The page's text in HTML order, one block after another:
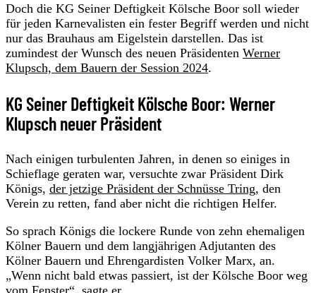
Doch die KG Seiner Deftigkeit Kölsche Boor soll wieder
für jeden Karnevalisten ein fester Begriff werden und nicht
nur das Brauhaus am Eigelstein darstellen. Das ist
zumindest der Wunsch des neuen Präsidenten Werner
Klupsch, dem Bauern der Session 2024.
KG Seiner Deftigkeit Kölsche Boor: Werner
Klupsch neuer Präsident
Nach einigen turbulenten Jahren, in denen so einiges in
Schieflage geraten war, versuchte zwar Präsident Dirk
Königs, der jetzige Präsident der Schnüsse Tring, den
Verein zu retten, fand aber nicht die richtigen Helfer.
So sprach Königs die lockere Runde von zehn ehemaligen
Kölner Bauern und dem langjährigen Adjutanten des
Kölner Bauern und Ehrengardisten Volker Marx, an.
„Wenn nicht bald etwas passiert, ist der Kölsche Boor weg
vom Fenster“, sagte er.